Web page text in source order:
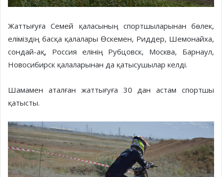
Жаттығуға Семей қаласының спортшыларынан бөлек,
еліміздің басқа қалалары Өскемен, Риддер, Шемонайха,
сондай-ақ, Россия елінің Рубцовск, Москва, Барнаул,
Новосибирск қалаларынан да қатысушылар келді.
Шамамен аталған жаттығуға 30 дан астам спортшы
қатысты.